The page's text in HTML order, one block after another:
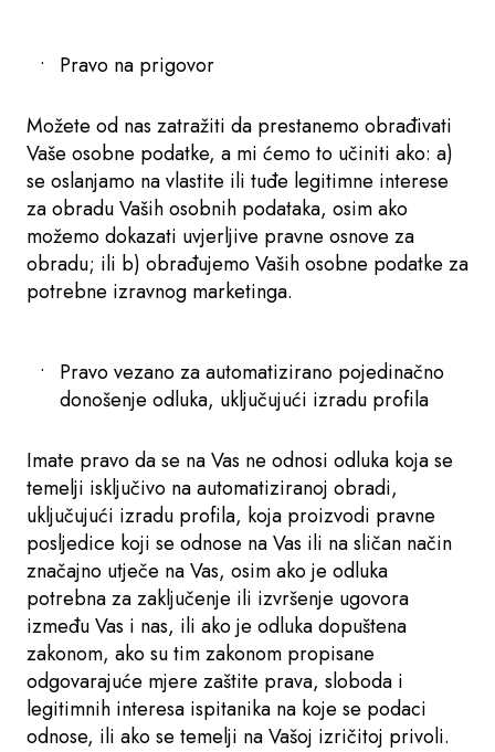
Pravo na prigovor
Možete od nas zatražiti da prestanemo obrađivati
Vaše osobne podatke, a mi ćemo to učiniti ako: a)
se oslanjamo na vlastite ili tuđe legitimne interese
za obradu Vaših osobnih podataka, osim ako
možemo dokazati uvjerljive pravne osnove za
obradu; ili b) obrađujemo Vaših osobne podatke za
potrebne izravnog marketinga.
Pravo vezano za automatizirano pojedinačno
donošenje odluka, uključujući izradu profila
Imate pravo da se na Vas ne odnosi odluka koja se
temelji isključivo na automatiziranoj obradi,
uključujući izradu profila, koja proizvodi pravne
posljedice koji se odnose na Vas ili na sličan način
značajno utječe na Vas, osim ako je odluka
potrebna za zaključenje ili izvršenje ugovora
između Vas i nas, ili ako je odluka dopuštena
zakonom, ako su tim zakonom propisane
odgovarajuće mjere zaštite prava, sloboda i
legitimnih interesa ispitanika na koje se podaci
odnose, ili ako se temelji na Vašoj izričitoj privoli.